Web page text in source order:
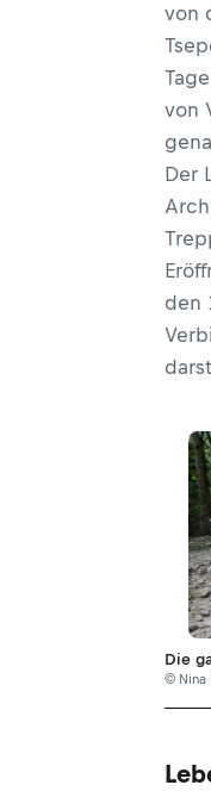
von
von
Der
den
Die
© Nina